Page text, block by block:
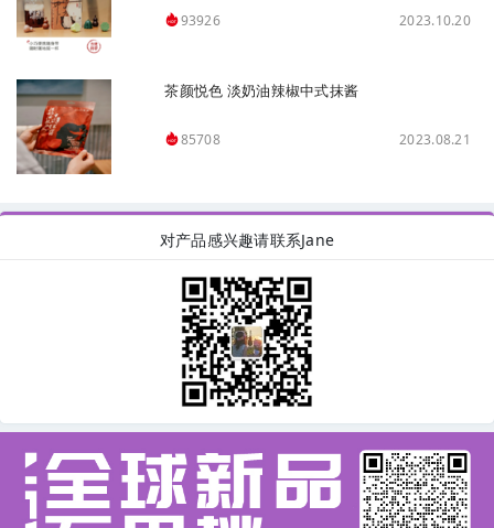
93926 2023.10.20
茶颜悦色 淡奶油辣椒中式抹酱
85708 2023.08.21
对产品感兴趣请联系Jane